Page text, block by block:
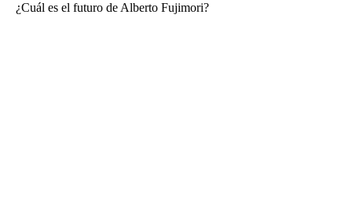
¿Cuál es el futuro de Alberto Fujimori?